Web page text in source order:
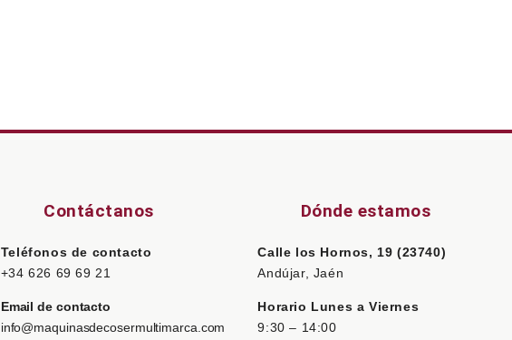
Contáctanos
Teléfonos de contacto
+34 626 69 69 21
Email de contacto
info@maquinasdecosermultimarca.com
Dónde estamos
Calle los Hornos, 19 (23740)
Andújar, Jaén
Horario Lunes a Viernes
9:30 – 14:00